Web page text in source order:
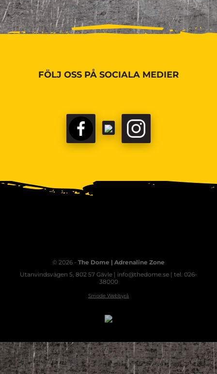
FÖLJ OSS PÅ SOCIALA MEDIER
© 2026 - The Dome | Adrenaline Zone
Utanvindsvägen 5, 802 57 Gävle | info@thedome.se | tel. 026-
38000
Smode Webbyrå